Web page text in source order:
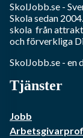
SkolJobb.se -
Skolasedan
skola från
och förverkliga
SkolJobb.se - en
Tjänster
Jobb